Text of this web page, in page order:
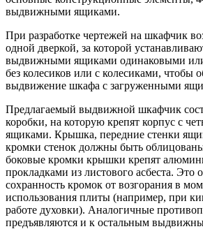
выдвижными ящиками.
При разработке чертежей на шкафчик
одной дверкой, за которой
выдвижными ящиками одинаковыми
без колесиков или с колесиками, чтобы
выдвижение шкафа с загруженными
Предлагаемый выдвижной шкафчик
коробки, на которую крепят корпус с
ящиками. Крышка, передние стенки
кромки стенок должны быть
боковые кромки крышки крепят
прокладками из листового асбеста. Это
сохранность кромок от возгорания в
использования плиты (например, при
работе духовки). Аналогичные
предъявляются и к остальным